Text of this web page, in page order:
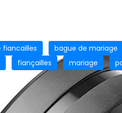
fiancailles bague de mariage
fiançailles mariage